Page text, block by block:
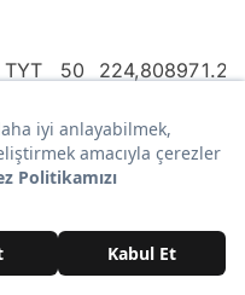
TYT 50 224,80897
TYT 60 223,72781